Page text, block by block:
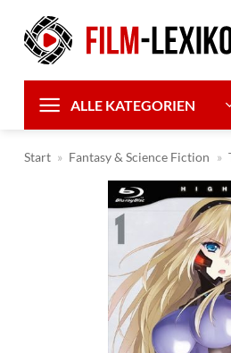
Inhalt
springen
ALLE KATEGORIEN
Start » Fantasy & Science Fiction »